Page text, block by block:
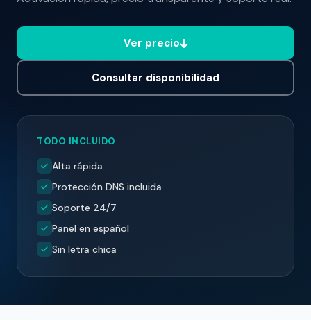
Ver precio
Consultar disponibilidad
TODO INCLUIDO
Alta rápida
Protección DNS incluida
Soporte 24/7
Panel en español
Sin letra chica